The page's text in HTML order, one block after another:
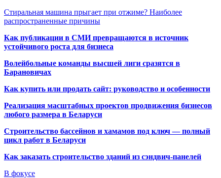
Стиральная машина прыгает при отжиме? Наиболее
распространенные причины
Как публикации в СМИ превращаются в источник
устойчивого роста для бизнеса
Волейбольные команды высшей лиги сразятся в
Барановичах
Как купить или продать сайт: руководство и особенности
Реализация масштабных проектов продвижения бизнесов
любого размера в Беларуси
Строительство бассейнов и хамамов под ключ — полный
цикл работ в Беларуси
Как заказать строительство зданий из сэндвич-панелей
В фокусе